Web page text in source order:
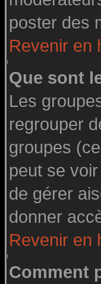
poster des
Revenir en
Que sont
Les
regrouper
groupes
peut se
de gérer
donner
Revenir en
Comment